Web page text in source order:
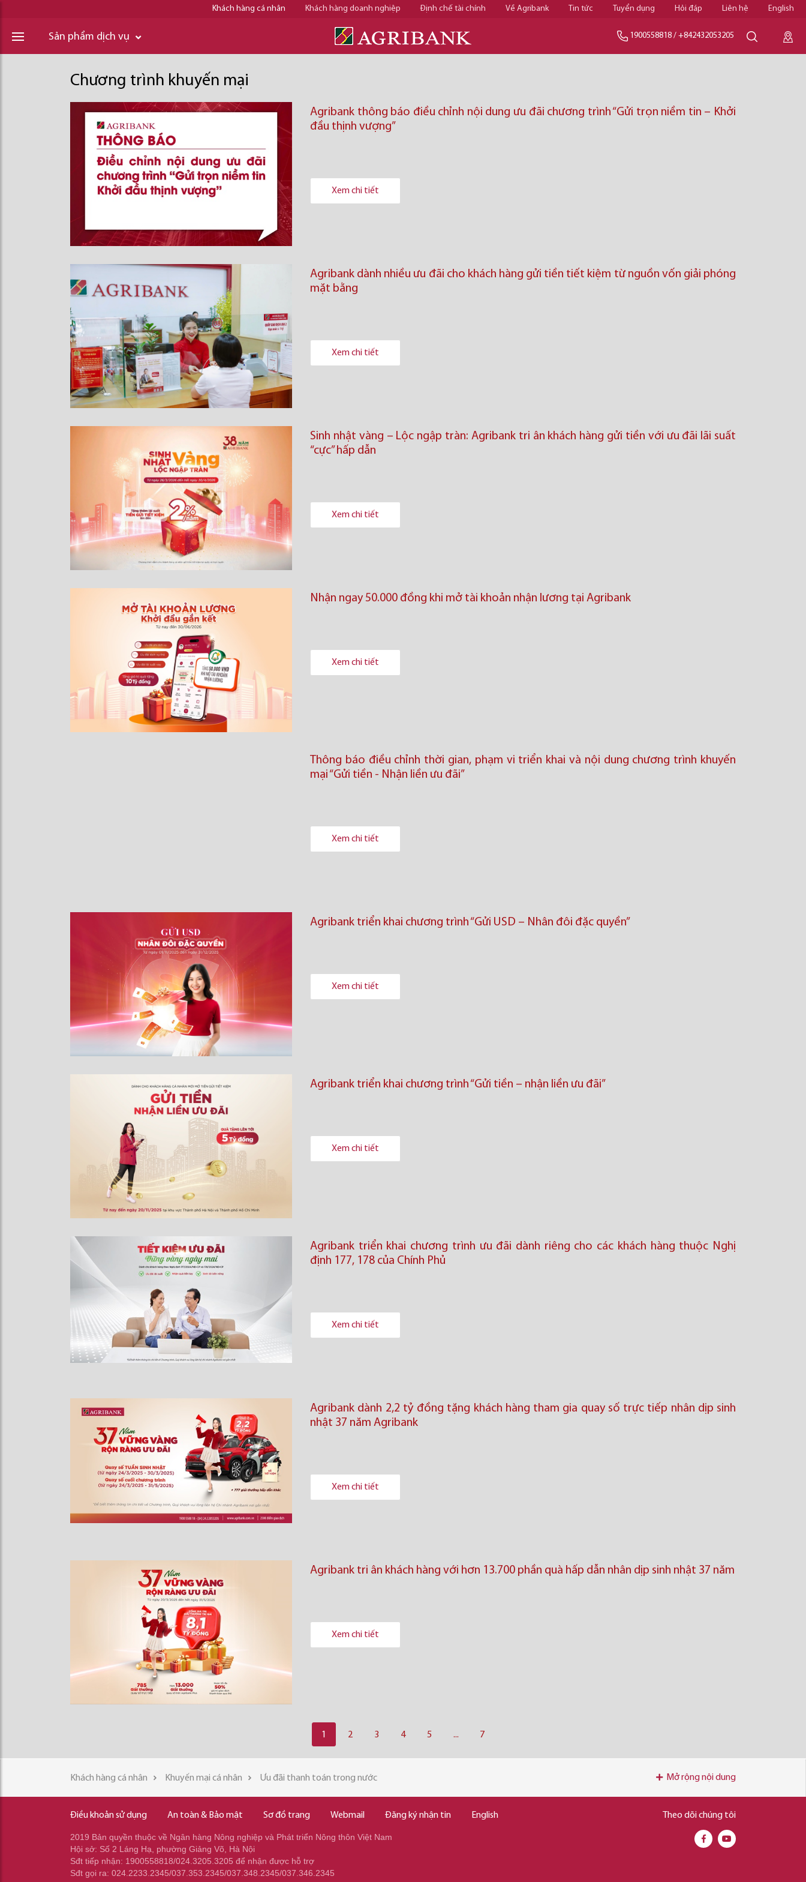
Khách hàng cá nhân Khách hàng doanh nghiệp Định chế tài chính Về Agribank Tin tức Tuyển dụng Hỏi đáp Liên hệ English
Sản phẩm dịch vụ 1900558818 / +842432053205
Chương trình khuyến mại
Agribank thông báo điều chỉnh nội dung ưu đãi chương trình “Gửi trọn niềm tin – Khởi
đầu thịnh vượng”
Xem chi tiết
Agribank dành nhiều ưu đãi cho khách hàng gửi tiền tiết kiệm từ nguồn vốn giải phóng
mặt bằng
Xem chi tiết
Sinh nhật vàng – Lộc ngập tràn: Agribank tri ân khách hàng gửi tiền với ưu đãi lãi suất
“cực” hấp dẫn
Xem chi tiết
Nhận ngay 50.000 đồng khi mở tài khoản nhận lương tại Agribank
Xem chi tiết
Thông báo điều chỉnh thời gian, phạm vi triển khai và nội dung chương trình khuyến
mại “Gửi tiền - Nhận liền ưu đãi”
Xem chi tiết
Agribank triển khai chương trình “Gửi USD – Nhân đôi đặc quyền”
Xem chi tiết
Agribank triển khai chương trình “Gửi tiền – nhận liền ưu đãi”
Xem chi tiết
Agribank triển khai chương trình ưu đãi dành riêng cho các khách hàng thuộc Nghị
định 177, 178 của Chính Phủ
Xem chi tiết
Agribank dành 2,2 tỷ đồng tặng khách hàng tham gia quay số trực tiếp nhân dịp sinh
nhật 37 năm Agribank
Xem chi tiết
Agribank tri ân khách hàng với hơn 13.700 phần quà hấp dẫn nhân dịp sinh nhật 37 năm
Xem chi tiết
1 2 3 4 5 ... 7
Khách hàng cá nhân Khuyến mại cá nhân Ưu đãi thanh toán trong nước Mở rộng nội dung
Điều khoản sử dụng An toàn & Bảo mật Sơ đồ trang Webmail Đăng ký nhận tin English
2019 Bản quyền thuộc về Ngân hàng Nông nghiệp và Phát triển Nông thôn Việt Nam
Hội sở: Số 2 Láng Hạ, phường Giảng Võ, Hà Nội
Sđt tiếp nhận: 1900558818/024.3205.3205 để nhận được hỗ trợ
Sđt gọi ra: 024.2233.2345/037.353.2345/037.348.2345/037.346.2345
Theo dõi chúng tôi